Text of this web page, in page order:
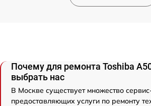
Почему для ремонта Toshiba
выбрать нас
В Москве существует множество
предоставляющих услуги по ремонту